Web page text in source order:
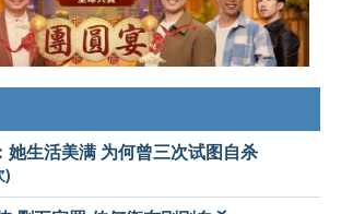
她生活美满 为何曾三次试图自杀
)